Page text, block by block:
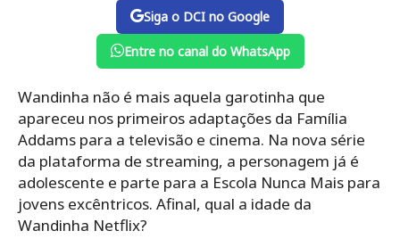
Siga o DCI no Google
Entre no canal do WhatsApp
Wandinha não é mais aquela garotinha que
apareceu nos primeiros adaptações da Família
Addams para a televisão e cinema. Na nova série
da plataforma de streaming, a personagem já é
adolescente e parte para a Escola Nunca Mais para
jovens excêntricos. Afinal, qual a idade da
Wandinha Netflix?